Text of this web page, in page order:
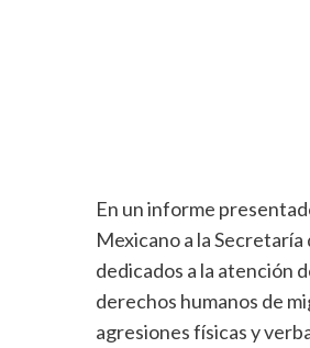
En un informe
Mexicano a la
dedicados a la atención
derechos humanos de
agresiones físicas y